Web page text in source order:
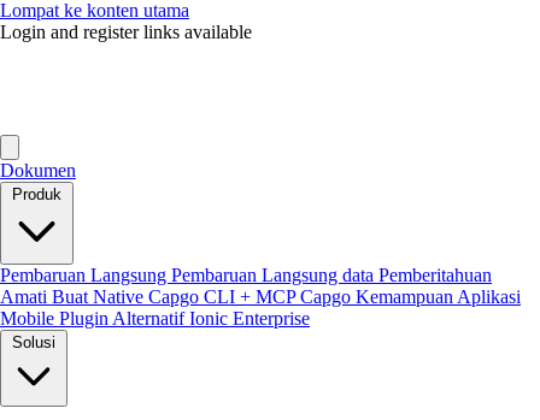
Lompat ke konten utama
Login and register links available
Dokumen
Produk
Pembaruan Langsung Pembaruan Langsung data Pemberitahuan
Amati Buat Native Capgo CLI + MCPCapgo Kemampuan Aplikasi
Mobile Plugin Alternatif Ionic Enterprise
Solusi